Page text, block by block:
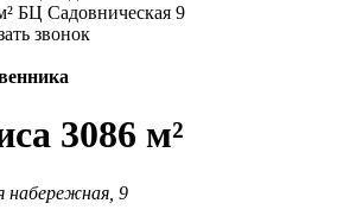
звонок
3086 м²
набережная, 9